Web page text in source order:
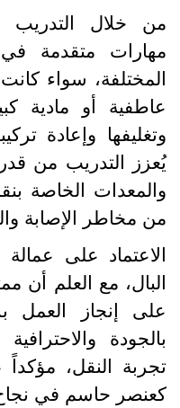
خلال التدريب
متقدمة في
سواء كانت
أو مادية
وإعادة
التدريب من
الخاصة بنقل
مخاطر الإصابة
على عمالة
مع العلم أن
إنجاز العمل
النقل، مؤكداً
حاسم في نجاح